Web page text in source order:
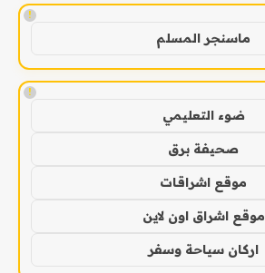
!
ماسنجر المسلم
!
ضوء التعليمي
صحيفة برق
موقع اشراقات
موقع اشراق اون لاين
اركان سياحة وسفر